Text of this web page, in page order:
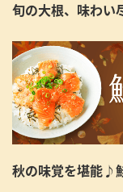
旬の大根、味わい
秋の味覚を堪能♪